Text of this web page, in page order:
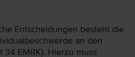
Entscheidungen besteht die
an den
34 EMRK). Hierzu muss